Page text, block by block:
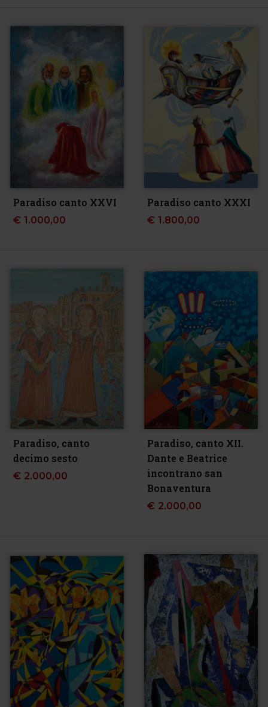
Paradiso canto XXVI
€ 1.000,00
Paradiso canto XXXI
€ 1.800,00
Paradiso, canto
decimo sesto
€ 2.000,00
Paradiso, canto XII.
Dante e Beatrice
incontrano san
Bonaventura
€ 2.000,00